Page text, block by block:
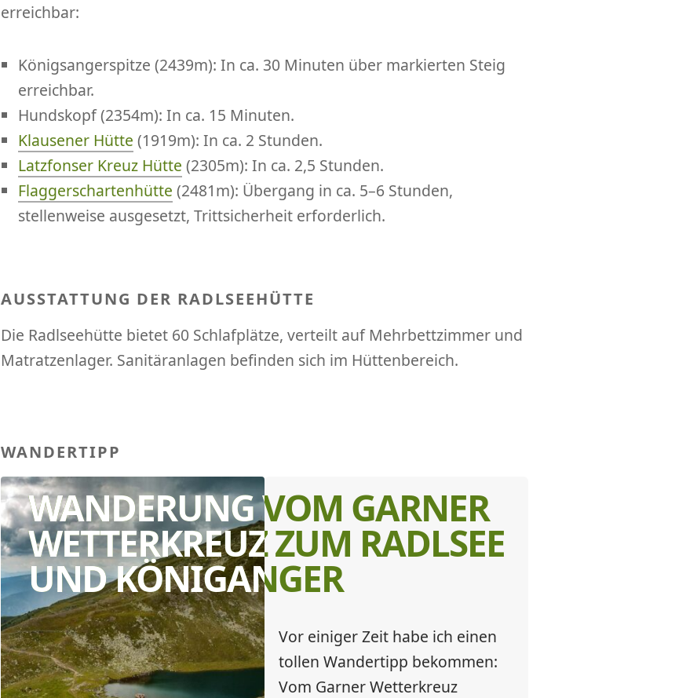
erreichbar:
Königsangerspitze (2439m): In ca. 30 Minuten über markierten Steig
erreichbar.
Hundskopf (2354m): In ca. 15 Minuten.
Klausener Hütte (1919m): In ca. 2 Stunden.
Latzfonser Kreuz Hütte (2305m): In ca. 2,5 Stunden.
Flaggerschartenhütte (2481m): Übergang in ca. 5–6 Stunden,
stellenweise ausgesetzt, Trittsicherheit erforderlich.
AUSSTATTUNG DER RADLSEEHÜTTE
Die Radlseehütte bietet 60 Schlafplätze, verteilt auf Mehrbettzimmer und
Matratzenlager. Sanitäranlagen befinden sich im Hüttenbereich.
WANDERTIPP
WANDERUNG VOM GARNER
WETTERKREUZ ZUM RADLSEE
UND KÖNIGANGER
Vor einiger Zeit habe ich einen
tollen Wandertipp bekommen:
Vom Garner Wetterkreuz